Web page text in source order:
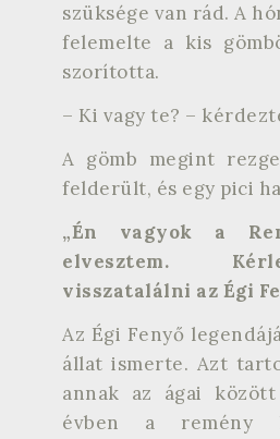
szüksége van rád. A
felemelte a kis
szorította.
– Ki vagy te? –
A gömb megint
felderült, és egy pici
„Én vagyok a
elvesztem.
visszatalálni az Égi
Az Égi Fenyő
állat ismerte. Azt
annak az ágai
évben a remény